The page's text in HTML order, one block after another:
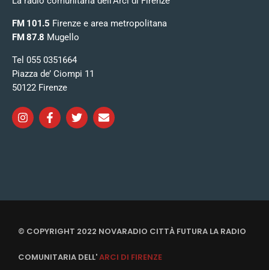
FM 101.5 Firenze e area metropolitana
FM 87.8 Mugello
Tel 055 0351664
Piazza de’ Ciompi 11
50122 Firenze
© COPYRIGHT 2022 NOVARADIO CITTÀ FUTURA LA RADIO
COMUNITARIA DELL'ARCI DI FIRENZE